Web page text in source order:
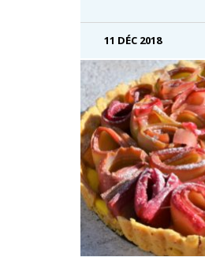
11 DÉC 2018